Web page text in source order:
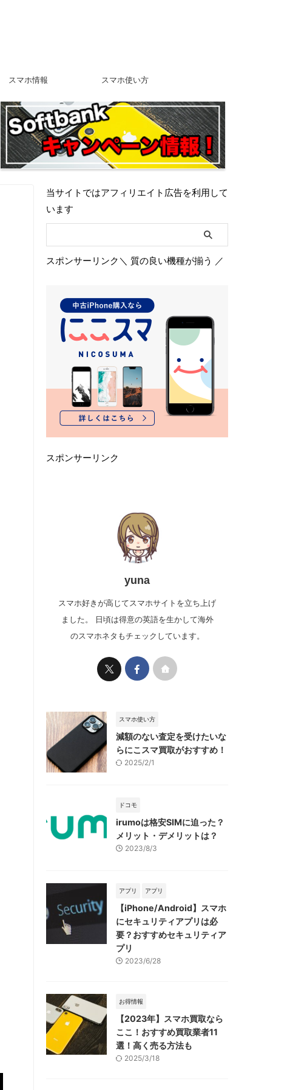
スマホ情報 スマホ使い方
当サイトではアフィリエイト広告を利用して
います
スポンサーリンク＼ 質の良い機種が揃う ／
スポンサーリンク
yuna
スマホ好きが高じてスマホサイトを立ち上げ
ました。 日頃は得意の英語を生かして海外
のスマホネタもチェックしています。
スマホ使い方
減額のない査定を受けたいな
らにこスマ買取がおすすめ！
2025/2/1
ドコモ
irumoは格安SIMに迫った？
メリット・デメリットは？
2023/8/3
アプリ アプリ
【iPhone/Android】スマホ
にセキュリティアプリは必
要？おすすめセキュリティア
プリ
2023/6/28
お得情報
【2023年】スマホ買取なら
ここ！おすすめ買取業者11
選！高く売る方法も
2025/3/18